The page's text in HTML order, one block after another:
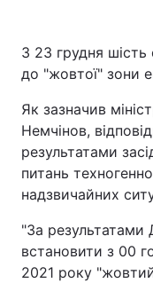
З 23 грудня шість
до "жовтої" зони
Як зазначив
Немчінов,
результатами
питань
надзвичайних
"За результатами
встановити з 00
2021 року